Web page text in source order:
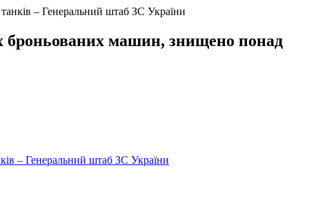
– Генеральний штаб ЗС України
броньованих машин, знищено понад